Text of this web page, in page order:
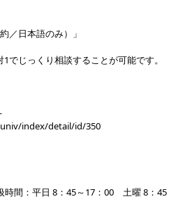
／日本語のみ）」
でじっくり相談することが可能です。
index/detail/id/350
時間：平日 8：45～17：00 土曜 8：45